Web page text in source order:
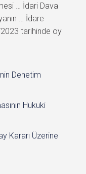
… İdari Dava
… İdare
tarihinde oy
Denetim
Hukuki
Kararı Üzerine